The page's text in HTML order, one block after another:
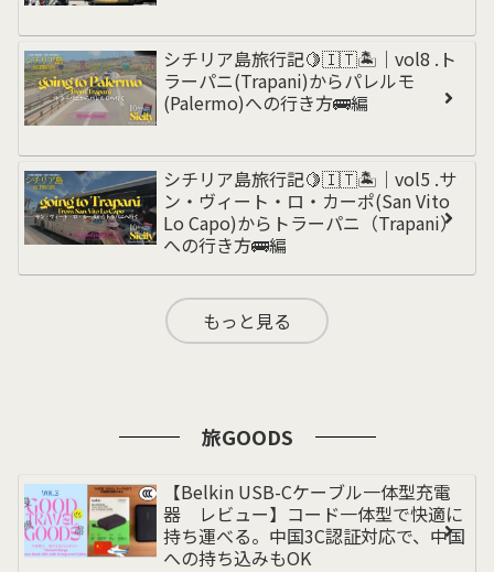
シチリア島旅行記🍋🇮🇹🏝️｜vol8 .ト
ラーパニ(Trapani)からパレルモ
(Palermo)への行き方🚌編
シチリア島旅行記🍋🇮🇹🏝️｜vol5 .サ
ン・ヴィート・ロ・カーポ(San Vito
Lo Capo)からトラーパニ（Trapani）
への行き方🚌編
もっと見る
旅GOODS
【Belkin USB-Cケーブル一体型充電
器 レビュー】コード一体型で快適に
持ち運べる。中国3C認証対応で、中国
への持ち込みもOK